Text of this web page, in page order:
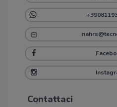
Contattaci